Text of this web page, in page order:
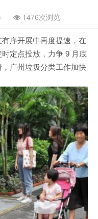
1476次浏览
序开展中再度提速，在
定点投放，力争 9 月底
广州垃圾分类工作加快